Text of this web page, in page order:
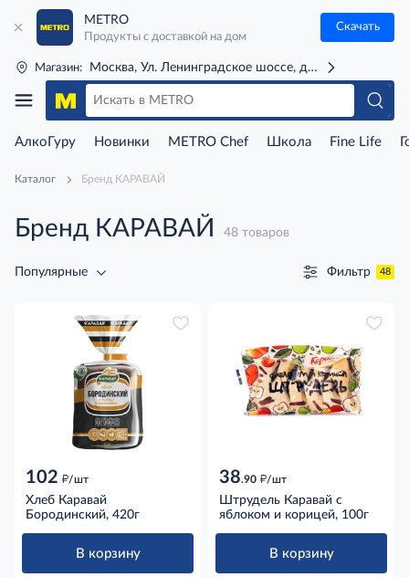
METRO
Продукты с доставкой на дом
Скачать
Магазин: Москва, Ул. Ленинградское шоссе, д. 71Г (м. Речной
АлкоГуру Новинки METRO Chef Школа Fine Life
Каталог Бренд КАРАВАЙ
Бренд КАРАВАЙ 48 товаров
Популярные Фильтр 48
102 д/шт
Хлеб Каравай
Бородинский, 420г
В корзину
38.90 д/шт
Штрудель Каравай с
яблоком и корицей, 100г
В корзину